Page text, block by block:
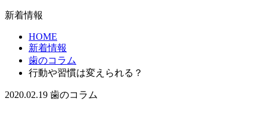
新着情報
HOME
新着情報
歯のコラム
行動や習慣は変えられる？
2020.02.19 歯のコラム